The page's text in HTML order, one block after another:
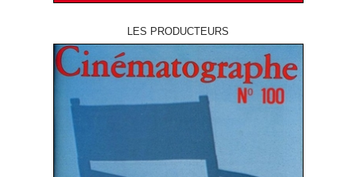
LES PRODUCTEURS